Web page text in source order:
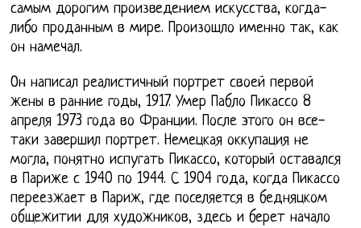
самым дорогим произведением искусства, когда-
либо проданным в мире. Произошло именно так, как
он намечал.
Он написал реалистичный портрет своей первой
жены в ранние годы, 1917. Умер Пабло Пикассо 8
апреля 1973 года во Франции. После этого он все-
таки завершил портрет. Немецкая оккупация не
могла, понятно испугать Пикассо, который оставался
в Париже с 1940 по 1944. С 1904 года, когда Пикассо
переезжает в Париж, где поселяется в бедняцком
общежитии для художников, здесь и берет начало